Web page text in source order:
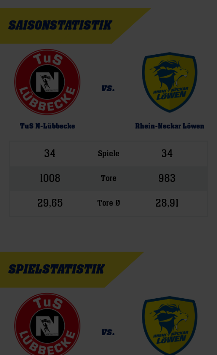
SAISONSTATISTIK
TuS N-Lübbecke
vs.
Rhein-Neckar Löwen
34 Spiele 34
1008 Tore 983
29,65 Tore Ø 28,91
SPIELSTATISTIK
vs.